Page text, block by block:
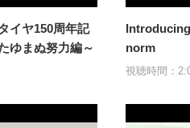
イヤ150周年記
ゆまぬ努力編～
norm
視聴時間：